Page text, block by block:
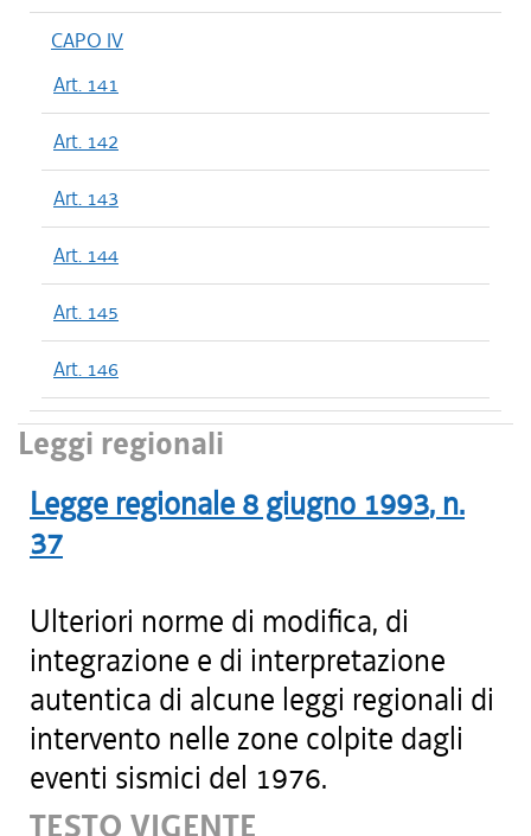
CAPO IV
Art. 141
Art. 142
Art. 143
Art. 144
Art. 145
Art. 146
Leggi regionali
Legge regionale 8 giugno 1993, n.
37
Ulteriori norme di modifica, di
integrazione e di interpretazione
autentica di alcune leggi regionali di
intervento nelle zone colpite dagli
eventi sismici del 1976.
TESTO VIGENTE